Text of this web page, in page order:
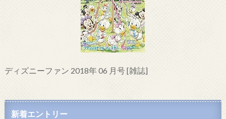
ディズニーファン 2018年 06 月号 [雑誌]
新着エントリー